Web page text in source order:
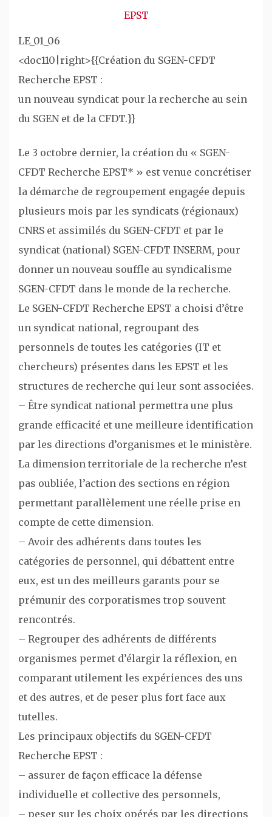
EPST
LE_01_06
<doc110|right>{{Création du SGEN-CFDT
Recherche EPST :
un nouveau syndicat pour la recherche au sein
du SGEN et de la CFDT.}}
Le 3 octobre dernier, la création du « SGEN-
CFDT Recherche EPST* » est venue concrétiser
la démarche de regroupement engagée depuis
plusieurs mois par les syndicats (régionaux)
CNRS et assimilés du SGEN-CFDT et par le
syndicat (national) SGEN-CFDT INSERM, pour
donner un nouveau souffle au syndicalisme
SGEN-CFDT dans le monde de la recherche.
Le SGEN-CFDT Recherche EPST a choisi d’être
un syndicat national, regroupant des
personnels de toutes les catégories (IT et
chercheurs) présentes dans les EPST et les
structures de recherche qui leur sont associées.
– Être syndicat national permettra une plus
grande efficacité et une meilleure identification
par les directions d’organismes et le ministère.
La dimension territoriale de la recherche n’est
pas oubliée, l’action des sections en région
permettant parallèlement une réelle prise en
compte de cette dimension.
– Avoir des adhérents dans toutes les
catégories de personnel, qui débattent entre
eux, est un des meilleurs garants pour se
prémunir des corporatismes trop souvent
rencontrés.
– Regrouper des adhérents de différents
organismes permet d’élargir la réflexion, en
comparant utilement les expériences des uns
et des autres, et de peser plus fort face aux
tutelles.
Les principaux objectifs du SGEN-CFDT
Recherche EPST :
– assurer de façon efficace la défense
individuelle et collective des personnels,
– peser sur les choix opérés par les directions